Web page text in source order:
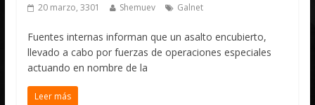
20 marzo, 3301 Shemuev Galnet
Fuentes internas informan que un asalto encubierto,
llevado a cabo por fuerzas de operaciones especiales
actuando en nombre de la
Leer más